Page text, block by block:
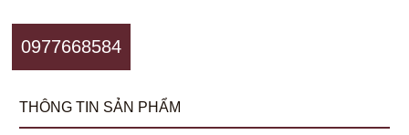
0977668584
THÔNG TIN SẢN PHẨM